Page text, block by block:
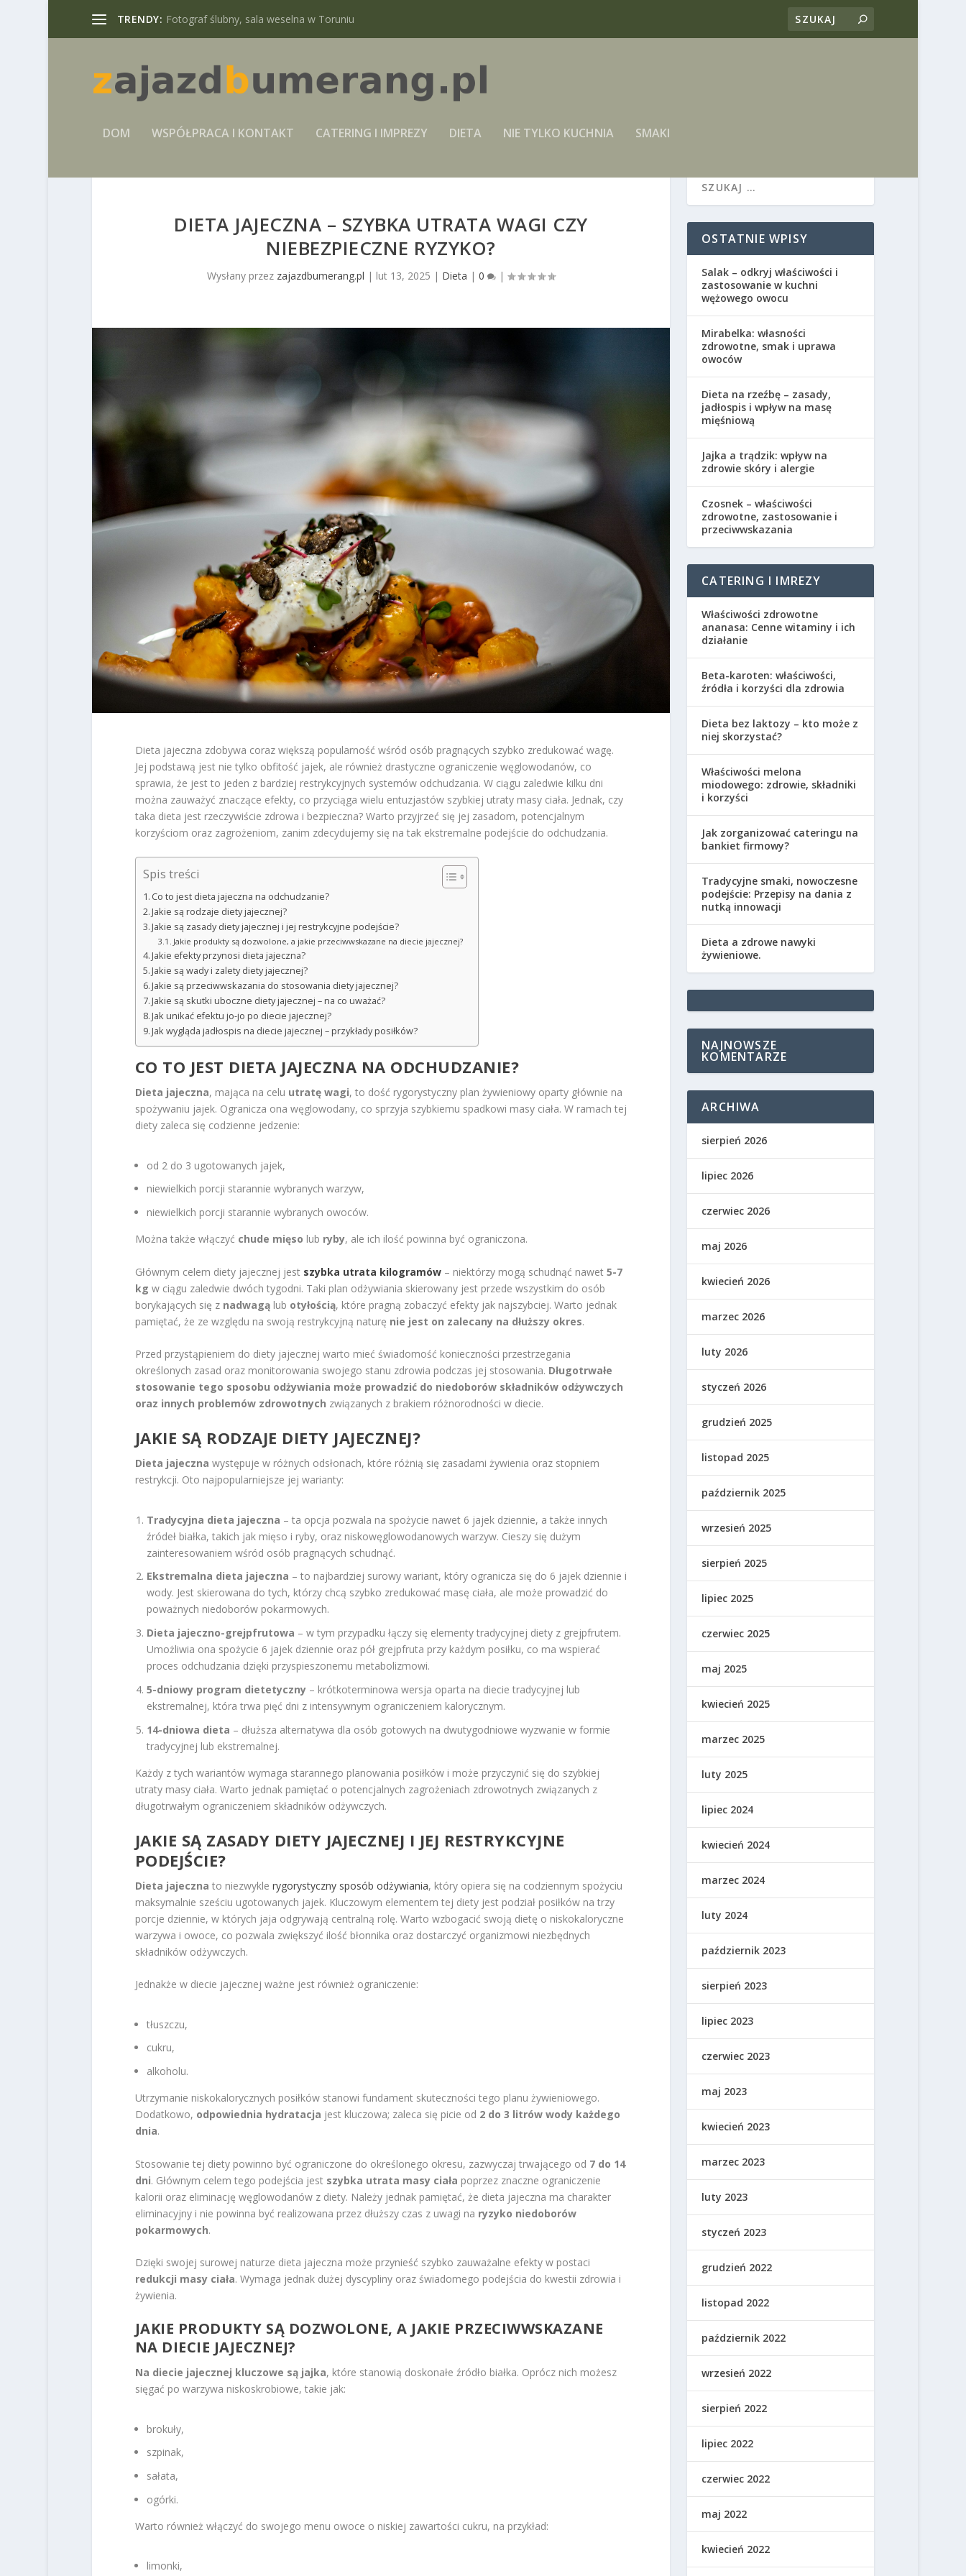
TRENDY: Fotograf ślubny, sala weselna w Toruniu
DOM WSPÓŁPRACA I KONTAKT CATERING I IMPREZY DIETA NIE TYLKO KUCHNIA SMAKI
DIETA JAJECZNA – SZYBKA UTRATA WAGI CZY
NIEBEZPIECZNE RYZYKO?
Wysłany przez zajazdbumerang.pl | lut 13, 2025 | Dieta | 0 |
Dieta jajeczna zdobywa coraz większą popularność wśród osób pragnących szybko zredukować wagę.
Jej podstawą jest nie tylko obfitość jajek, ale również drastyczne ograniczenie węglowodanów, co
sprawia, że jest to jeden z bardziej restrykcyjnych systemów odchudzania. W ciągu zaledwie kilku dni
można zauważyć znaczące efekty, co przyciąga wielu entuzjastów szybkiej utraty masy ciała. Jednak, czy
taka dieta jest rzeczywiście zdrowa i bezpieczna? Warto przyjrzeć się jej zasadom, potencjalnym
korzyściom oraz zagrożeniom, zanim zdecydujemy się na tak ekstremalne podejście do odchudzania.
Spis treści
Co to jest dieta jajeczna na odchudzanie?
Jakie są rodzaje diety jajecznej?
Jakie są zasady diety jajecznej i jej restrykcyjne podejście?
Jakie produkty są dozwolone, a jakie przeciwwskazane na diecie jajecznej?
Jakie efekty przynosi dieta jajeczna?
Jakie są wady i zalety diety jajecznej?
Jakie są przeciwwskazania do stosowania diety jajecznej?
Jakie są skutki uboczne diety jajecznej – na co uważać?
Jak unikać efektu jo-jo po diecie jajecznej?
Jak wygląda jadłospis na diecie jajecznej – przykłady posiłków?
CO TO JEST DIETA JAJECZNA NA ODCHUDZANIE?
Dieta jajeczna, mająca na celu utratę wagi, to dość rygorystyczny plan żywieniowy oparty głównie na
spożywaniu jajek. Ogranicza ona węglowodany, co sprzyja szybkiemu spadkowi masy ciała. W ramach tej
diety zaleca się codzienne jedzenie:
od 2 do 3 ugotowanych jajek,
niewielkich porcji starannie wybranych warzyw,
niewielkich porcji starannie wybranych owoców.
Można także włączyć chude mięso lub ryby, ale ich ilość powinna być ograniczona.
Głównym celem diety jajecznej jest szybka utrata kilogramów– niektórzy mogą schudnąć nawet 5-7
kg w ciągu zaledwie dwóch tygodni. Taki plan odżywiania skierowany jest przede wszystkim do osób
borykających się z nadwagąlub otyłością, które pragną zobaczyć efekty jak najszybciej. Warto jednak
pamiętać, że ze względu na swoją restrykcyjną naturę nie jest on zalecany na dłuższy okres.
Przed przystąpieniem do diety jajecznej warto mieć świadomość konieczności przestrzegania
określonych zasad oraz monitorowania swojego stanu zdrowia podczas jej stosowania. Długotrwałe
stosowanie tego sposobu odżywiania może prowadzić do niedoborów składników odżywczych
oraz innych problemów zdrowotnych związanych z brakiem różnorodności w diecie.
JAKIE SĄ RODZAJE DIETY JAJECZNEJ?
Dieta jajeczna występuje w różnych odsłonach, które różnią się zasadami żywienia oraz stopniem
restrykcji. Oto najpopularniejsze jej warianty:
Tradycyjna dieta jajeczna – ta opcja pozwala na spożycie nawet 6 jajek dziennie, a także innych
źródeł białka, takich jak mięso i ryby, oraz niskowęglowodanowych warzyw. Cieszy się dużym
zainteresowaniem wśród osób pragnących schudnąć.
Ekstremalna dieta jajeczna – to najbardziej surowy wariant, który ogranicza się do 6 jajek dziennie i
wody. Jest skierowana do tych, którzy chcą szybko zredukować masę ciała, ale może prowadzić do
poważnych niedoborów pokarmowych.
Dieta jajeczno-grejpfrutowa – w tym przypadku łączy się elementy tradycyjnej diety z grejpfrutem.
Umożliwia ona spożycie 6 jajek dziennie oraz pół grejpfruta przy każdym posiłku, co ma wspierać
proces odchudzania dzięki przyspieszonemu metabolizmowi.
5-dniowy program dietetyczny– krótkoterminowa wersja oparta na diecie tradycyjnej lub
ekstremalnej, która trwa pięć dni z intensywnym ograniczeniem kalorycznym.
14-dniowa dieta – dłuższa alternatywa dla osób gotowych na dwutygodniowe wyzwanie w formie
tradycyjnej lub ekstremalnej.
Każdy z tych wariantów wymaga starannego planowania posiłków i może przyczynić się do szybkiej
utraty masy ciała. Warto jednak pamiętać o potencjalnych zagrożeniach zdrowotnych związanych z
długotrwałym ograniczeniem składników odżywczych.
JAKIE SĄ ZASADY DIETY JAJECZNEJ I JEJ RESTRYKCYJNE
PODEJŚCIE?
Dieta jajeczna to niezwykle rygorystyczny sposób odżywiania, który opiera się na codziennym spożyciu
maksymalnie sześciu ugotowanych jajek. Kluczowym elementem tej diety jest podział posiłków na trzy
porcje dziennie, w których jaja odgrywają centralną rolę. Warto wzbogacić swoją dietę o niskokaloryczne
warzywa i owoce, co pozwala zwiększyć ilość błonnika oraz dostarczyć organizmowi niezbędnych
składników odżywczych.
Jednakże w diecie jajecznej ważne jest również ograniczenie:
tłuszczu,
cukru,
alkoholu.
Utrzymanie niskokalorycznych posiłków stanowi fundament skuteczności tego planu żywieniowego.
Dodatkowo, odpowiednia hydratacja jest kluczowa; zaleca się picie od 2 do 3 litrów wody każdego
dnia.
Stosowanie tej diety powinno być ograniczone do określonego okresu, zazwyczaj trwającego od 7 do 14
dni. Głównym celem tego podejścia jest szybka utrata masy ciała poprzez znaczne ograniczenie
kalorii oraz eliminację węglowodanów z diety. Należy jednak pamiętać, że dieta jajeczna ma charakter
eliminacyjny i nie powinna być realizowana przez dłuższy czas z uwagi na ryzyko niedoborów
pokarmowych.
Dzięki swojej surowej naturze dieta jajeczna może przynieść szybko zauważalne efekty w postaci
redukcji masy ciała. Wymaga jednak dużej dyscypliny oraz świadomego podejścia do kwestii zdrowia i
żywienia.
JAKIE PRODUKTY SĄ DOZWOLONE, A JAKIE PRZECIWWSKAZANE
NA DIECIE JAJECZNEJ?
Na diecie jajecznej kluczowe są jajka, które stanowią doskonałe źródło białka. Oprócz nich możesz
sięgać po warzywa niskoskrobiowe, takie jak:
brokuły,
szpinak,
sałata,
ogórki.
Warto również włączyć do swojego menu owoce o niskiej zawartości cukru, na przykład:
limonki,
OSTATNIE WPISY
Salak – odkryj właściwości i
zastosowanie w kuchni
wężowego owocu
Mirabelka: własności
zdrowotne, smak i uprawa
owoców
Dieta na rzeźbę – zasady,
jadłospis i wpływ na masę
mięśniową
Jajka a trądzik: wpływ na
zdrowie skóry i alergie
Czosnek – właściwości
zdrowotne, zastosowanie i
przeciwwskazania
CATERING I IMREZY
Właściwości zdrowotne
ananasa: Cenne witaminy i ich
działanie
Beta-karoten: właściwości,
źródła i korzyści dla zdrowia
Dieta bez laktozy – kto może z
niej skorzystać?
Właściwości melona
miodowego: zdrowie, składniki
i korzyści
Jak zorganizować cateringu na
bankiet firmowy?
Tradycyjne smaki, nowoczesne
podejście: Przepisy na dania z
nutką innowacji
Dieta a zdrowe nawyki
żywieniowe.
NAJNOWSZE
KOMENTARZE
ARCHIWA
sierpień 2026
lipiec 2026
czerwiec 2026
maj 2026
kwiecień 2026
marzec 2026
luty 2026
styczeń 2026
grudzień 2025
listopad 2025
październik 2025
wrzesień 2025
sierpień 2025
lipiec 2025
czerwiec 2025
maj 2025
kwiecień 2025
marzec 2025
luty 2025
lipiec 2024
kwiecień 2024
marzec 2024
luty 2024
październik 2023
sierpień 2023
lipiec 2023
czerwiec 2023
maj 2023
kwiecień 2023
marzec 2023
luty 2023
styczeń 2023
grudzień 2022
listopad 2022
październik 2022
wrzesień 2022
sierpień 2022
lipiec 2022
czerwiec 2022
maj 2022
kwiecień 2022